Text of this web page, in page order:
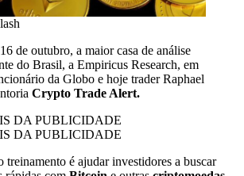
de outubro, a maior casa de análise
do Brasil, a Empiricus Research, em
da Globo e hoje trader Raphael
Crypto Trade Alert.
DA PUBLICIDADE
DA PUBLICIDADE
é ajudar investidores a buscar